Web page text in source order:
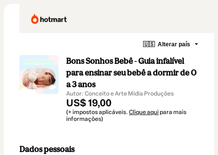
🇺🇸 Alterar país
Bons Sonhos Bebê - Guia infalível
para ensinar seu bebê a dormir de 0
a 3 anos
Autor: Conceito e Arte Mídia Produções
US$ 19,00
(+ impostos aplicáveis. Clique aqui para mais
informações)
Dados pessoais